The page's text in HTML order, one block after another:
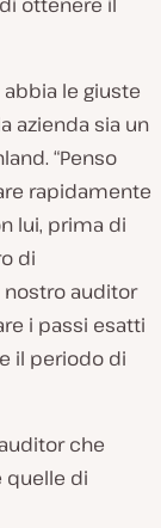
abbia le giuste
azienda sia un
“Penso
rapidamente
lui, prima di
di
nostro auditor
i passi esatti
il periodo di
che
quelle di